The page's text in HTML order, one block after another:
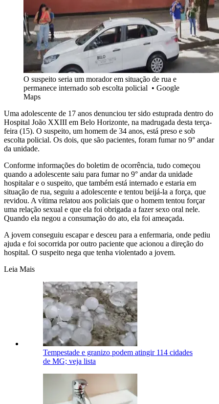
O suspeito seria um morador em situação de rua e
permanece internado sob escolta policial • Google
Maps
Uma adolescente de 17 anos denunciou ter sido estuprada dentro do
Hospital João XXIII em Belo Horizonte, na madrugada desta terça-
feira (15). O suspeito, um homem de 34 anos, está preso e sob
escolta policial. Os dois, que são pacientes, foram fumar no 9° andar
da unidade.
Conforme informações do boletim de ocorrência, tudo começou
quando a adolescente saiu para fumar no 9° andar da unidade
hospitalar e o suspeito, que também está internado e estaria em
situação de rua, seguiu a adolescente e tentou beijá-la a força, que
revidou. A vítima relatou aos policiais que o homem tentou forçar
uma relação sexual e que ela foi obrigada a fazer sexo oral nele.
Quando ela negou a consumação do ato, ela foi ameaçada.
A jovem conseguiu escapar e desceu para a enfermaria, onde pediu
ajuda e foi socorrida por outro paciente que acionou a direção do
hospital. O suspeito nega que tenha violentado a jovem.
Leia Mais
Tempestade e granizo podem atingir 114 cidades
de MG; veja lista